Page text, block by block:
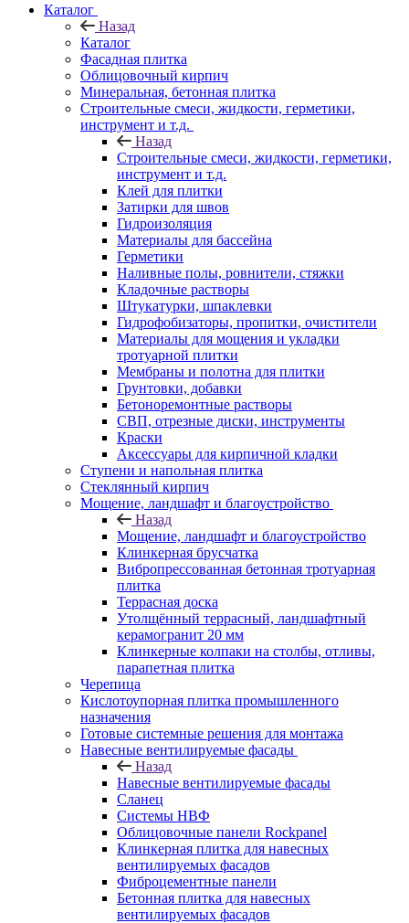
Каталог
Назад
Каталог
Фасадная плитка
Облицовочный кирпич
Минеральная, бетонная плитка
Строительные смеси, жидкости, герметики,
инструмент и т.д.
Назад
Строительные смеси, жидкости, герметики,
инструмент и т.д.
Клей для плитки
Затирки для швов
Гидроизоляция
Материалы для бассейна
Герметики
Наливные полы, ровнители, стяжки
Кладочные растворы
Штукатурки, шпаклевки
Гидрофобизаторы, пропитки, очистители
Материалы для мощения и укладки
тротуарной плитки
Мембраны и полотна для плитки
Грунтовки, добавки
Бетоноремонтные растворы
СВП, отрезные диски, инструменты
Краски
Аксессуары для кирпичной кладки
Ступени и напольная плитка
Cтеклянный кирпич
Мощение, ландшафт и благоустройство
Назад
Мощение, ландшафт и благоустройство
Клинкерная брусчатка
Вибропрессованная бетонная тротуарная
плитка
Террасная доска
Утолщённый террасный, ландшафтный
керамогранит 20 мм
Клинкерные колпаки на столбы, отливы,
парапетная плитка
Черепица
Кислотоупорная плитка промышленного
назначения
Готовые системные решения для монтажа
Навесные вентилируемые фасады
Назад
Навесные вентилируемые фасады
Сланец
Системы НВФ
Облицовочные панели Rockpanel
Клинкерная плитка для навесных
вентилируемых фасадов
Фиброцементные панели
Бетонная плитка для навесных
вентилируемых фасадов